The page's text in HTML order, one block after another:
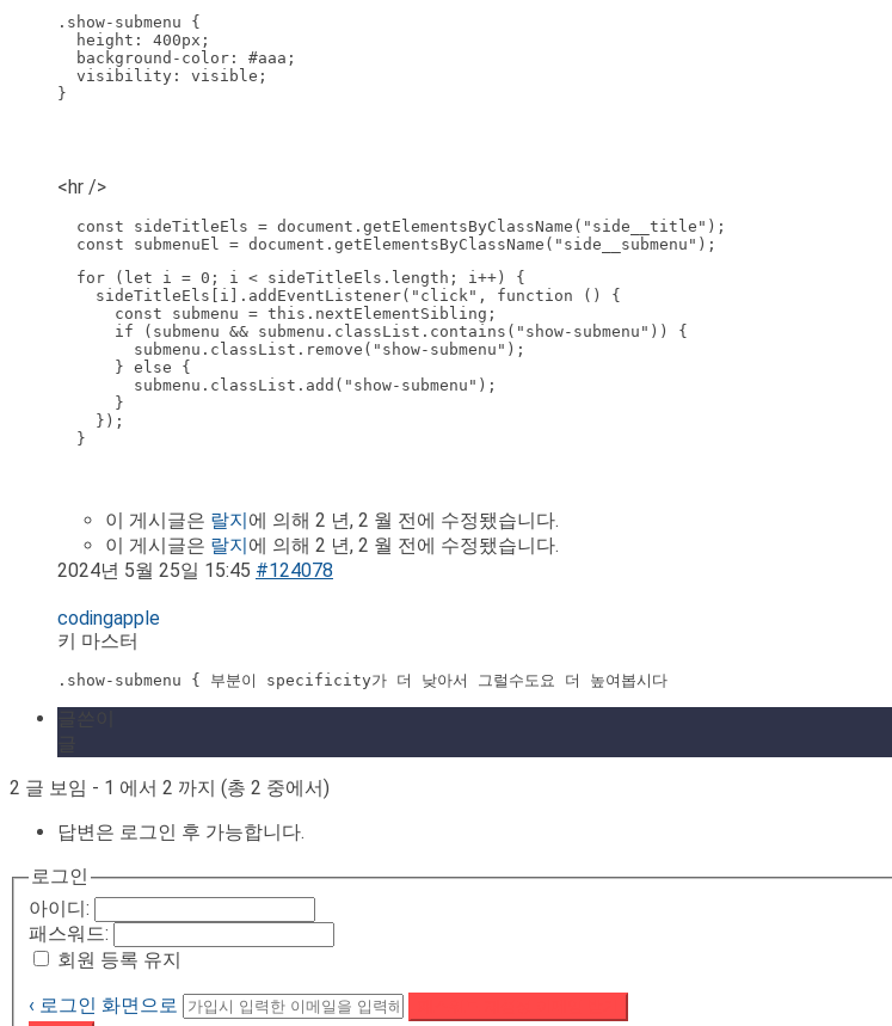
.show-submenu {
height: 400px;
background-color: #aaa;
visibility: visible;
}
<hr />
const sideTitleEls = document.getElementsByClassName("side__title");
const submenuEl = document.getElementsByClassName("side__submenu");
for (let i = 0; i < sideTitleEls.length; i++) {
sideTitleEls[i].addEventListener("click", function () {
const submenu = this.nextElementSibling;
      if (submenu && submenu.classList.contains("show-submenu")) {
submenu.classList.remove("show-submenu");
      } else {
submenu.classList.add("show-submenu");
}
});
}
이 게시글은 랄지에 의해 2 년, 2 월 전에 수정됐습니다.
이 게시글은 랄지에 의해 2 년, 2 월 전에 수정됐습니다.
2024년 5월 25일 15:45 #124078
codingapple
키 마스터
.show-submenu { 부분이 specificity가 더 낮아서 그럴수도요 더 높여봅시다
2 글 보임 - 1 에서 2 까지 (총 2 중에서)
답변은 로그인 후 가능합니다.
로그인
아이디:
패스워드:
회원 등록 유지
‹ 로그인 화면으로